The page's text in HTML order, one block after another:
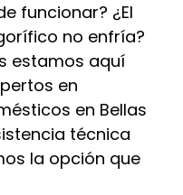
funcionar? ¿El
no enfría?
estamos aquí
en
en Bellas
técnica
la opción que